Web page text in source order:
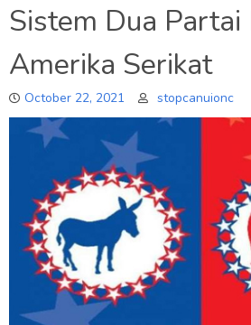
Sistem Dua
Amerika Serikat
October 22, 2021 stopcanuionc